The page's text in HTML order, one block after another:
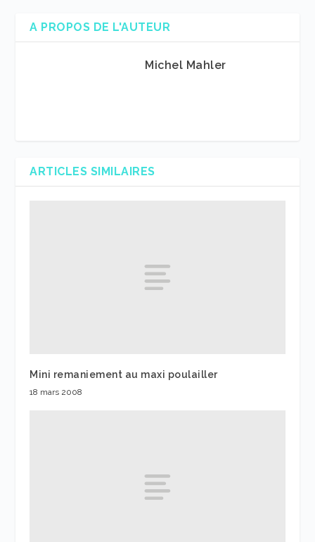
A PROPOS DE L'AUTEUR
Michel Mahler
ARTICLES SIMILAIRES
Mini remaniement au maxi poulailler
18 mars 2008